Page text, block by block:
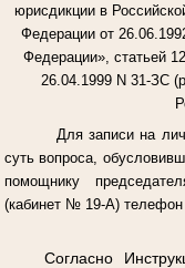
юрисдикции в
Федерации от
Федерации», статьей
26.04.1999 N 31-ЗС
Для записи на
суть вопроса,
помощнику
(кабинет № 19-А) телефон
Согласно